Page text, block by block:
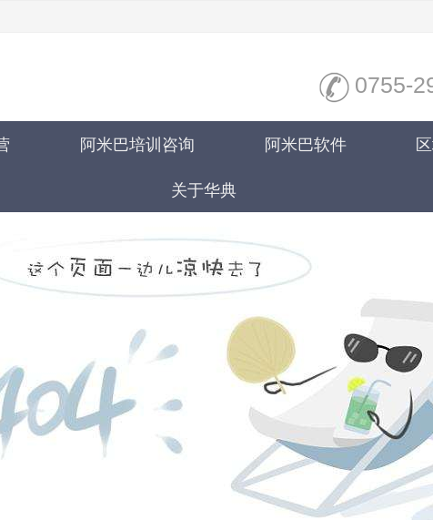
0755-
阿米巴培训咨询 阿米巴软件
关于华典